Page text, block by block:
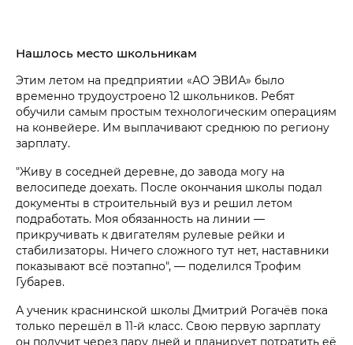
Нашлось место школьникам
Этим летом на предприятии «АО ЭВИА» было
временно трудоустроено 12 школьников. Ребят
обучили самым простым технологическим операциям
на конвейере. Им выплачивают среднюю по региону
зарплату.
"Живу в соседней деревне, до завода могу на
велосипеде доехать. После окончания школы подал
документы в строительный вуз и решил летом
подработать. Моя обязанность на линии —
прикручивать к двигателям рулевые рейки и
стабилизаторы. Ничего сложного тут нет, наставники
показывают всё поэтапно", — поделился Трофим
Губарев.
А ученик краснинской школы Дмитрий Рогачёв пока
только перешёл в 11-й класс. Свою первую зарплату
он получит через пару дней и планирует потратить её